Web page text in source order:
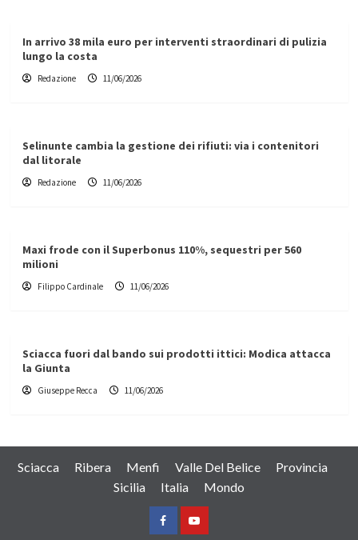
In arrivo 38 mila euro per interventi straordinari di pulizia
lungo la costa
Redazione 11/06/2026
Selinunte cambia la gestione dei rifiuti: via i contenitori
dal litorale
Redazione 11/06/2026
Maxi frode con il Superbonus 110%, sequestri per 560
milioni
Filippo Cardinale 11/06/2026
Sciacca fuori dal bando sui prodotti ittici: Modica attacca
la Giunta
Giuseppe Recca 11/06/2026
Sciacca Ribera Menfi Valle Del Belice
Provincia
Sicilia
Italia Mondo
FacebookYountube